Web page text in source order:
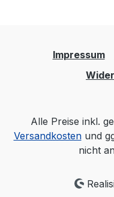
Impressum
Alle Preise inkl.
Versandkostenund
nicht